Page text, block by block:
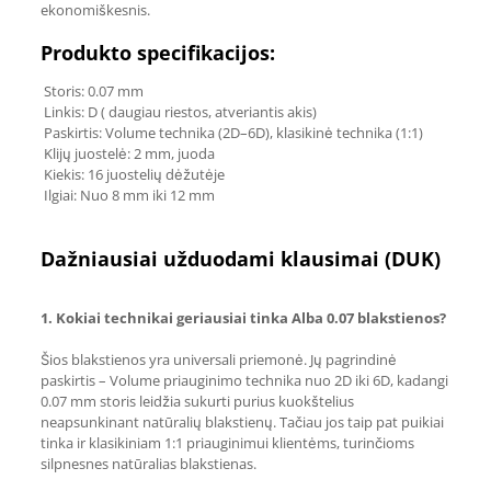
ekonomiškesnis.
Produkto specifikacijos:
Storis: 0.07 mm
Linkis: D ( daugiau riestos, atveriantis akis)
Paskirtis: Volume technika (2D–6D), klasikinė technika (1:1)
Klijų juostelė: 2 mm, juoda
Kiekis: 16 juostelių dėžutėje
Ilgiai: Nuo 8 mm iki 12 mm
Dažniausiai užduodami klausimai (DUK)
1. Kokiai technikai geriausiai tinka Alba 0.07 blakstienos?
Šios blakstienos yra universali priemonė. Jų pagrindinė
paskirtis – Volume priauginimo technika nuo 2D iki 6D, kadangi
0.07 mm storis leidžia sukurti purius kuokštelius
neapsunkinant natūralių blakstienų. Tačiau jos taip pat puikiai
tinka ir klasikiniam 1:1 priauginimui klientėms, turinčioms
silpnesnes natūralias blakstienas.